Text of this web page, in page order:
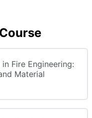
Fire Engineering:
Material